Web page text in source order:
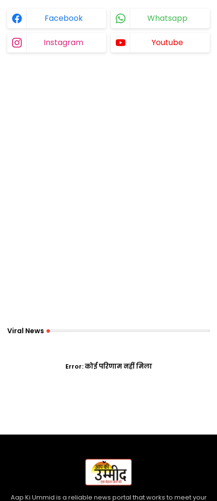
Facebook Whatsapp
Instagram Youtube
Viral News
Error:कोई परिणाम नहीं मिला
Aap Ki Ummid is a reliable news portal that works to meet your